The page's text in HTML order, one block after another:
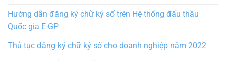
Hướng dẫn đăng ký chữ ký số trên Hệ thống đấu thầu
Quốc gia E-GP
Thủ tục đăng ký chữ ký số cho doanh nghiệp năm 2022